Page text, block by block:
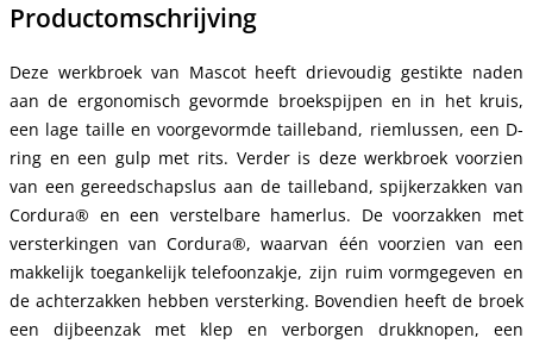
Productomschrijving
Deze werkbroek van Mascot heeft drievoudig gestikte naden
aan de ergonomisch gevormde broekspijpen en in het kruis,
een lage taille en voorgevormde tailleband, riemlussen, een D-
ring en een gulp met rits. Verder is deze werkbroek voorzien
van een gereedschapslus aan de tailleband, spijkerzakken van
Cordura® en een verstelbare hamerlus. De voorzakken met
versterkingen van Cordura®, waarvan één voorzien van een
makkelijk toegankelijk telefoonzakje, zijn ruim vormgegeven en
de achterzakken hebben versterking. Bovendien heeft de broek
een dijbeenzak met klep en verborgen drukknopen, een